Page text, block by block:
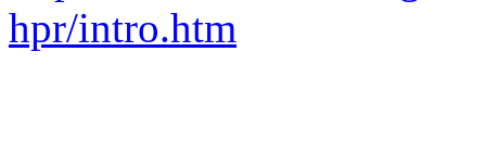
hpr/intro.htm